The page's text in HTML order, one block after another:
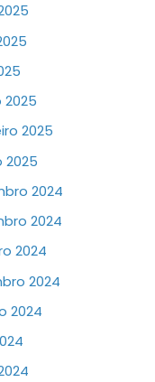
2025
2025
2024
2024
2024
2024
2024